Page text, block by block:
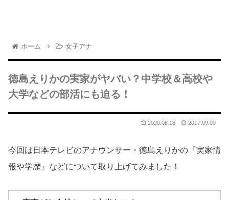
ホーム 女子アナ
徳島えりかの実家がヤバい？中学校＆高校や
大学などの部活にも迫る！
2020.08.18 2017.09.09
今回は日本テレビのアナウンサー・徳島えりかの『実家情
報や学歴』などについて取り上げてみました！